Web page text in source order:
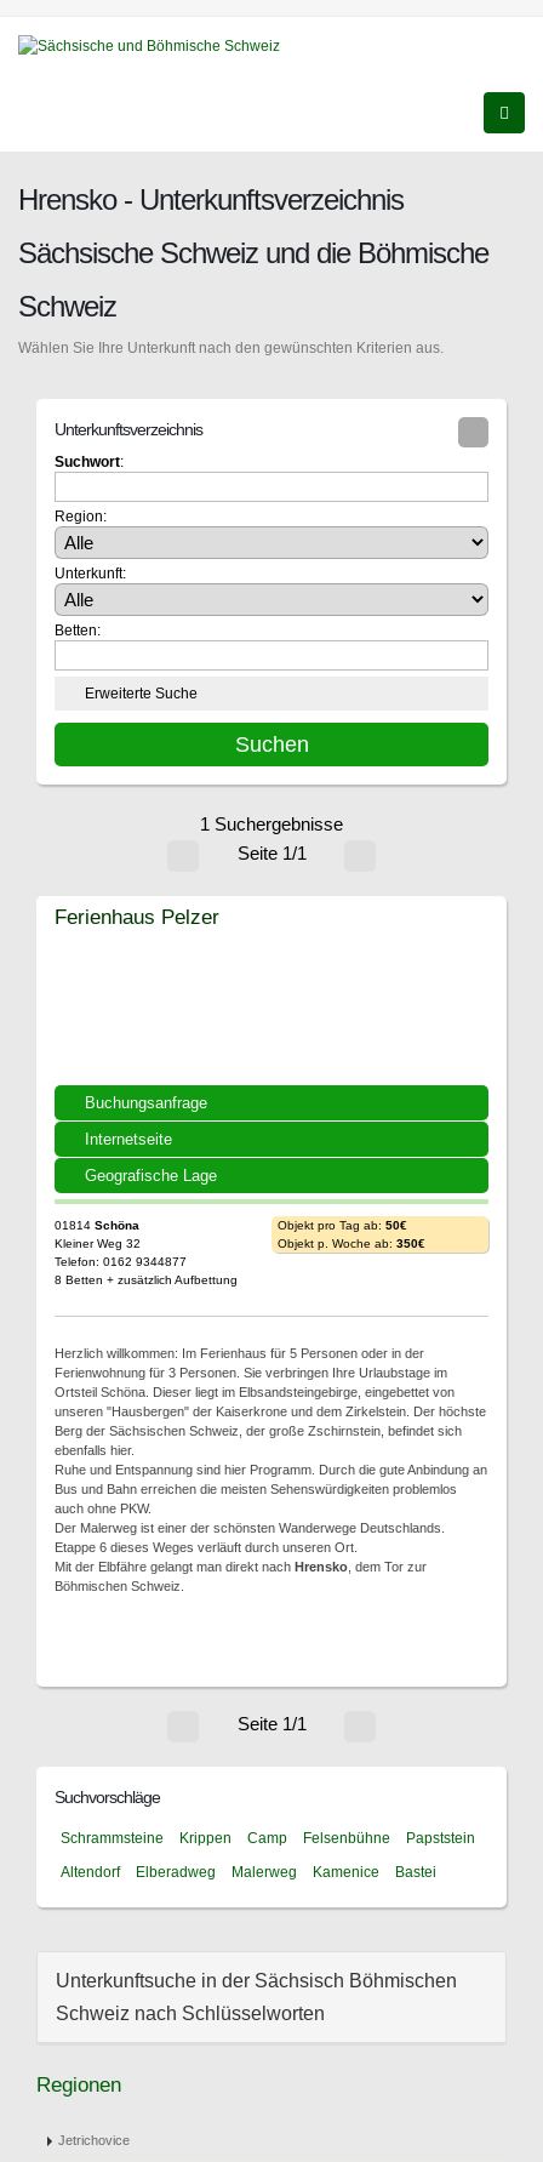
Hrensko - Unterkunftsverzeichnis
Sächsische Schweiz und die Böhmische
Schweiz
Wählen Sie Ihre Unterkunft nach den gewünschten Kriterien aus.
Unterkunftsverzeichnis
Suchwort:
Region:
Unterkunft:
Betten:
Erweiterte Suche
1 Suchergebnisse
Seite 1/1
Buchungsanfrage
Internetseite
Geografische Lage
Ferienhaus Pelzer
01814 Schöna
Kleiner Weg 32
Telefon: 0162 9344877
8 Betten + zusätzlich Aufbettung
Objekt pro Tag ab: 50€
Objekt p. Woche ab: 350€
Herzlich willkommen: Im Ferienhaus für 5 Personen oder in der
Ferienwohnung für 3 Personen. Sie verbringen Ihre Urlaubstage im
Ortsteil Schöna. Dieser liegt im Elbsandsteingebirge, eingebettet von
unseren "Hausbergen" der Kaiserkrone und dem Zirkelstein. Der höchste
Berg der Sächsischen Schweiz, der große Zschirnstein, befindet sich
ebenfalls hier.
Ruhe und Entspannung sind hier Programm. Durch die gute Anbindung an
Bus und Bahn erreichen die meisten Sehenswürdigkeiten problemlos
auch ohne PKW.
Der Malerweg ist einer der schönsten Wanderwege Deutschlands.
Etappe 6 dieses Weges verläuft durch unseren Ort.
Mit der Elbfähre gelangt man direkt nach Hrensko , dem Tor zur
Böhmischen Schweiz.
Seite 1/1
Suchvorschläge
Schrammsteine Krippen Camp Felsenbühne
Papststein
Altendorf
Elberadweg Malerweg Kamenice Bastei
Unterkunftsuche in der Sächsisch Böhmischen
Schweiz nach Schlüsselworten
Regionen
Jetrichovice